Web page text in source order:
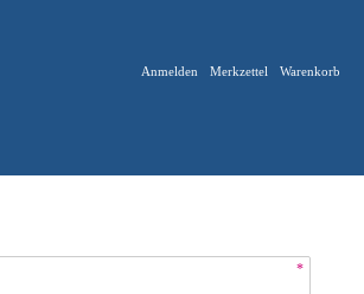
Anmelden Merkzettel Warenkorb
*